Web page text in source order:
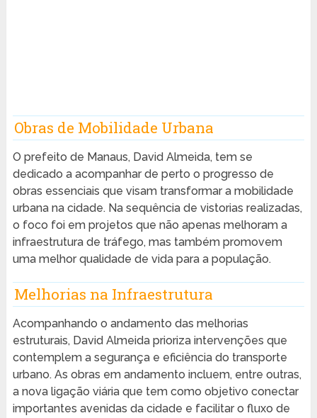
Obras de Mobilidade Urbana
O prefeito de Manaus, David Almeida, tem se
dedicado a acompanhar de perto o progresso de
obras essenciais que visam transformar a mobilidade
urbana na cidade. Na sequência de vistorias realizadas,
o foco foi em projetos que não apenas melhoram a
infraestrutura de tráfego, mas também promovem
uma melhor qualidade de vida para a população.
Melhorias na Infraestrutura
Acompanhando o andamento das melhorias
estruturais, David Almeida prioriza intervenções que
contemplem a segurança e eficiência do transporte
urbano. As obras em andamento incluem, entre outras,
a nova ligação viária que tem como objetivo conectar
importantes avenidas da cidade e facilitar o fluxo de